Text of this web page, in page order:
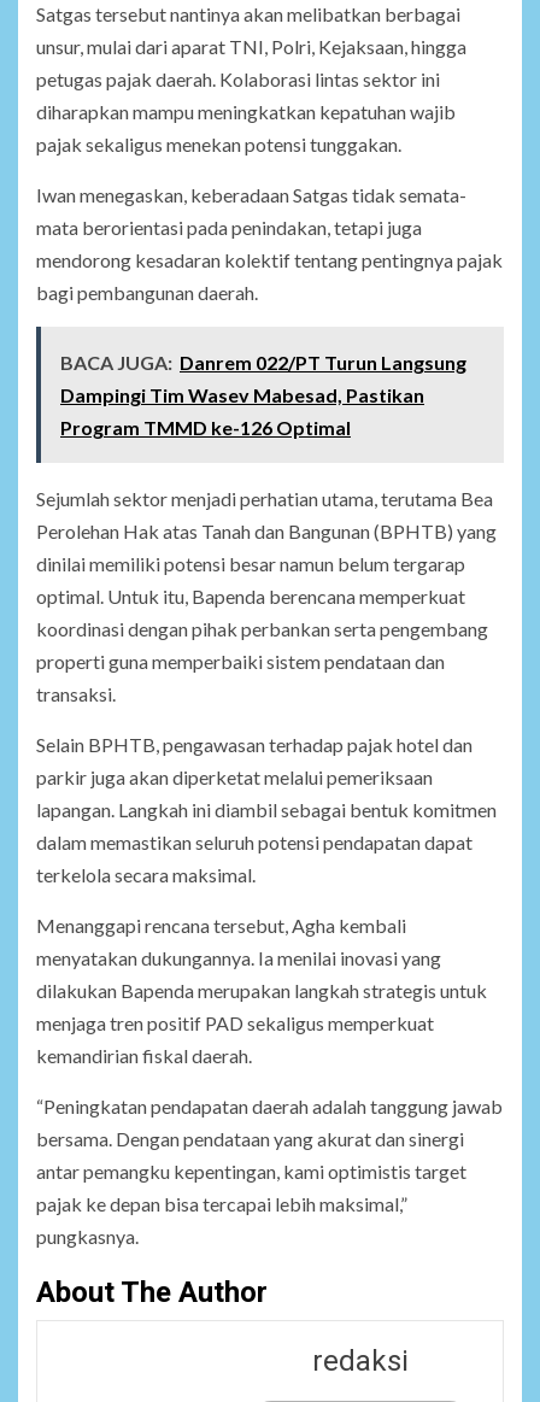
Satgas tersebut nantinya akan melibatkan berbagai
unsur, mulai dari aparat TNI, Polri, Kejaksaan, hingga
petugas pajak daerah. Kolaborasi lintas sektor ini
diharapkan mampu meningkatkan kepatuhan wajib
pajak sekaligus menekan potensi tunggakan.
Iwan menegaskan, keberadaan Satgas tidak semata-
mata berorientasi pada penindakan, tetapi juga
mendorong kesadaran kolektif tentang pentingnya pajak
bagi pembangunan daerah.
BACA JUGA: Danrem 022/PT Turun Langsung
Dampingi Tim Wasev Mabesad, Pastikan
Program TMMD ke-126 Optimal
Sejumlah sektor menjadi perhatian utama, terutama Bea
Perolehan Hak atas Tanah dan Bangunan (BPHTB) yang
dinilai memiliki potensi besar namun belum tergarap
optimal. Untuk itu, Bapenda berencana memperkuat
koordinasi dengan pihak perbankan serta pengembang
properti guna memperbaiki sistem pendataan dan
transaksi.
Selain BPHTB, pengawasan terhadap pajak hotel dan
parkir juga akan diperketat melalui pemeriksaan
lapangan. Langkah ini diambil sebagai bentuk komitmen
dalam memastikan seluruh potensi pendapatan dapat
terkelola secara maksimal.
Menanggapi rencana tersebut, Agha kembali
menyatakan dukungannya. Ia menilai inovasi yang
dilakukan Bapenda merupakan langkah strategis untuk
menjaga tren positif PAD sekaligus memperkuat
kemandirian fiskal daerah.
“Peningkatan pendapatan daerah adalah tanggung jawab
bersama. Dengan pendataan yang akurat dan sinergi
antar pemangku kepentingan, kami optimistis target
pajak ke depan bisa tercapai lebih maksimal,”
pungkasnya.
About The Author
redaksi